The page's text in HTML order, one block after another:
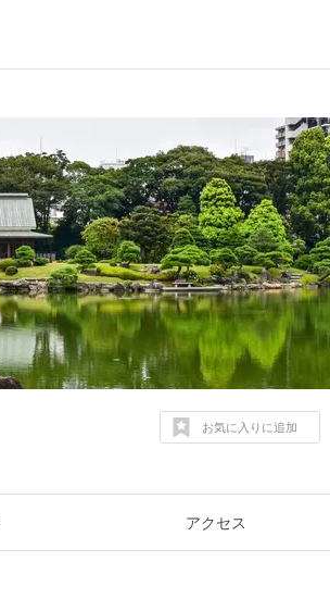
お気に入りに追加
アクセス